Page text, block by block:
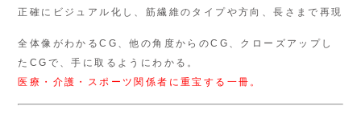
正確にビジュアル化し、筋繊維のタイプや方向、長さまで再現
全体像がわかるCG、他の角度からのCG、クローズアップし
たCGで、手に取るようにわかる。
医療・介護・スポーツ関係者に重宝する一冊。